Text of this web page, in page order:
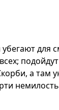
для
а там